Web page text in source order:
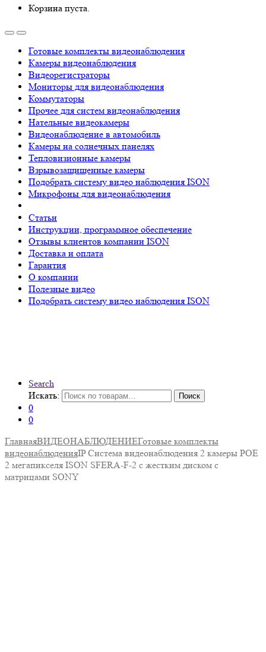
Корзина пуста.
Готовые комплекты видеонаблюдения
Камеры видеонаблюдения
Видеорегистраторы
Мониторы для видеонаблюдения
Коммутаторы
Прочее для систем видеонаблюдения
Нательные видеокамеры
Видеонаблюдение в автомобиль
Камеры на солнечных панелях
Тепловизионные камеры
Взрывозащищенные камеры
Подобрать систему видео наблюдения ISON
Микрофоны для видеонаблюдения
Статьи
Инструкции, программное обеспечение
Отзывы клиентов компании ISON
Доставка и оплата
Гарантия
О компании
Полезные видео
Подобрать систему видео наблюдения ISON
Search
Искать:
Поиск
0
0
ГлавнаяВИДЕОНАБЛЮДЕНИЕГотовые комплекты
видеонаблюденияIP Система видеонаблюдения 2 камеры POE
2 мегапикселя ISON SFERA-F-2 с жестким диском с
матрицами SONY